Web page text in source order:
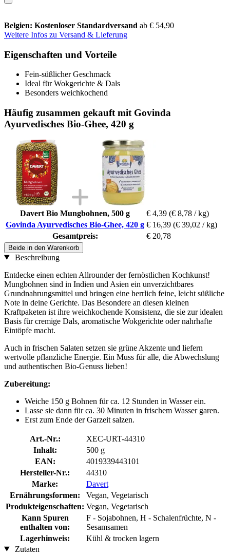
Belgien: Kostenloser Standardversand ab € 54,90
Weitere Infos zu Versand & Lieferung
Eigenschaften und Vorteile
Fein-süßlicher Geschmack
Ideal für Wokgerichte & Dals
Besonders weichkochend
Häufig zusammen gekauft mit Govinda
Ayurvedisches Bio-Ghee, 420 g
Davert Bio Mungbohnen, 500 g € 4,39 (€ 8,78 / kg)
Govinda Ayurvedisches Bio-Ghee, 420 g € 16,39 (€ 39,02 / kg)
Gesamtpreis:
€ 20,78
Beide in den Warenkorb
Beschreibung
Entdecke einen echten Allrounder der fernöstlichen Kochkunst!
Mungbohnen sind in Indien und Asien ein unverzichtbares
Grundnahrungsmittel und bringen eine herrlich feine, leicht süßliche
Note in deine Gerichte. Das Besondere an diesen kleinen
Kraftpaketen ist ihre weichkochende Konsistenz, die sie zur idealen
Basis für cremige Dals, aromatische Wokgerichte oder nahrhafte
Eintöpfe macht.
Auch in frischen Salaten setzen sie grüne Akzente und liefern
wertvolle pflanzliche Energie. Ein Muss für alle, die Abwechslung
und authentischen Bio-Genuss lieben!
Zubereitung:
Weiche 150 g Bohnen für ca. 12 Stunden in Wasser ein.
Lasse sie dann für ca. 30 Minuten in frischem Wasser garen.
Erst zum Ende der Garzeit salzen.
Art.-Nr.:
XEC-URT-44310
Inhalt:
500 g
EAN:
4019339443101
Hersteller-Nr.:
44310
Marke:
Davert
Ernährungsformen:
Vegan, Vegetarisch
Produkteigenschaften: Vegan, Vegetarisch
Kann Spuren
enthalten von:
F - Sojabohnen, H - Schalenfrüchte, N -
Sesamsamen
Lagerhinweis:
Kühl & trocken lagern
Zutaten